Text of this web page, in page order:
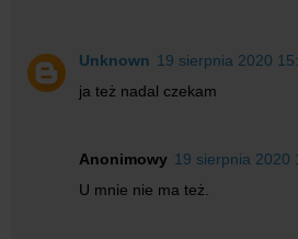
Unknown 19 sierpnia 2020
ja też nadal czekam
Anonimowy 19 sierpnia 2020
U mnie nie ma też.